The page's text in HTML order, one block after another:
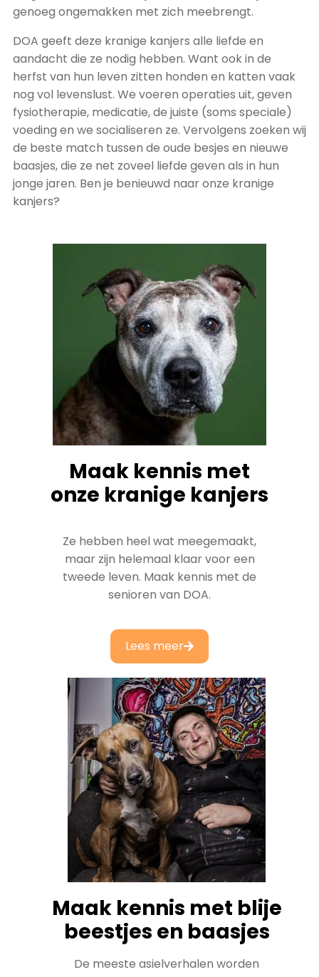
genoeg ongemakken met zich meebrengt.
DOA geeft deze kranige kanjers alle liefde en
aandacht die ze nodig hebben. Want ook in de
herfst van hun leven zitten honden en katten vaak
nog vol levenslust. We voeren operaties uit, geven
fysiotherapie, medicatie, de juiste (soms speciale)
voeding en we socialiseren ze. Vervolgens zoeken wij
de beste match tussen de oude besjes en nieuwe
baasjes, die ze net zoveel liefde geven als in hun
jonge jaren. Ben je benieuwd naar onze kranige
kanjers?
Maak kennis met
onze kranige kanjers
Ze hebben heel wat meegemaakt,
maar zijn helemaal klaar voor een
tweede leven. Maak kennis met de
senioren van DOA.
Lees meer
Maak kennis met blije
beestjes en baasjes
De meeste asielverhalen worden